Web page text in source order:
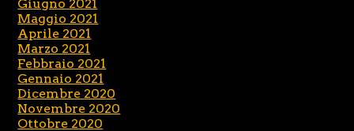
Giugno 2021
Maggio 2021
Aprile 2021
Marzo 2021
Febbraio 2021
Gennaio 2021
Dicembre 2020
Novembre 2020
Ottobre 2020